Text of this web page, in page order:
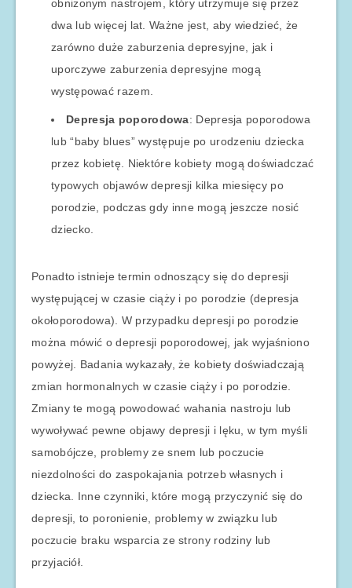
obniżonym nastrojem, który utrzymuje się przez
dwa lub więcej lat. Ważne jest, aby wiedzieć, że
zarówno duże zaburzenia depresyjne, jak i
uporczywe zaburzenia depresyjne mogą
występować razem.
Depresja poporodowa: Depresja poporodowa
lub “baby blues” występuje po urodzeniu dziecka
przez kobietę. Niektóre kobiety mogą doświadczać
typowych objawów depresji kilka miesięcy po
porodzie, podczas gdy inne mogą jeszcze nosić
dziecko.
Ponadto istnieje termin odnoszący się do depresji
występującej w czasie ciąży i po porodzie (depresja
okołoporodowa). W przypadku depresji po porodzie
można mówić o depresji poporodowej, jak wyjaśniono
powyżej. Badania wykazały, że kobiety doświadczają
zmian hormonalnych w czasie ciąży i po porodzie.
Zmiany te mogą powodować wahania nastroju lub
wywoływać pewne objawy depresji i lęku, w tym myśli
samobójcze, problemy ze snem lub poczucie
niezdolności do zaspokajania potrzeb własnych i
dziecka. Inne czynniki, które mogą przyczynić się do
depresji, to poronienie, problemy w związku lub
poczucie braku wsparcia ze strony rodziny lub
przyjaciół.